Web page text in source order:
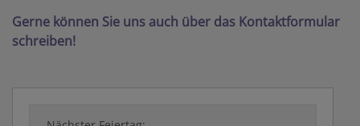
Gerne können Sie uns auch über das Kontaktformular
schreiben!